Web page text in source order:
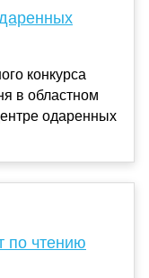
конкурса
в областном
одаренных
по чтению